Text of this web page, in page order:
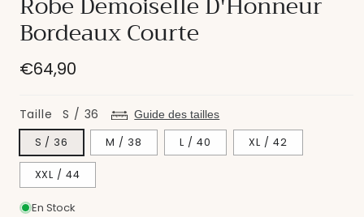
modale
Bordeaux Courte
Prix
habituel
€64,90
Taille S / 36 Guide des tailles
S / 36 M / 38 L / 40 XL / 42
XXL / 44
En Stock